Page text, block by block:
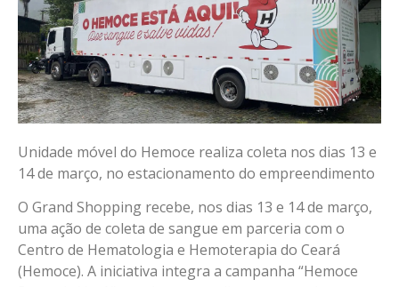
Unidade móvel do Hemoce realiza coleta nos dias 13 e
14 de março, no estacionamento do empreendimento
O Grand Shopping recebe, nos dias 13 e 14 de março,
uma ação de coleta de sangue em parceria com o
Centro de Hematologia e Hemoterapia do Ceará
(Hemoce). A iniciativa integra a campanha “Hemoce